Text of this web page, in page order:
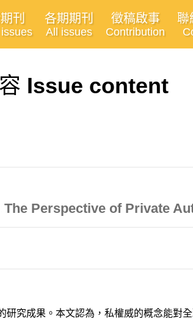
刊 各期期刊
All issues
徵稿啟事
Contribution
聯
Issue content
Perspective of Private
究成果。本文認為，私權威的概念能對